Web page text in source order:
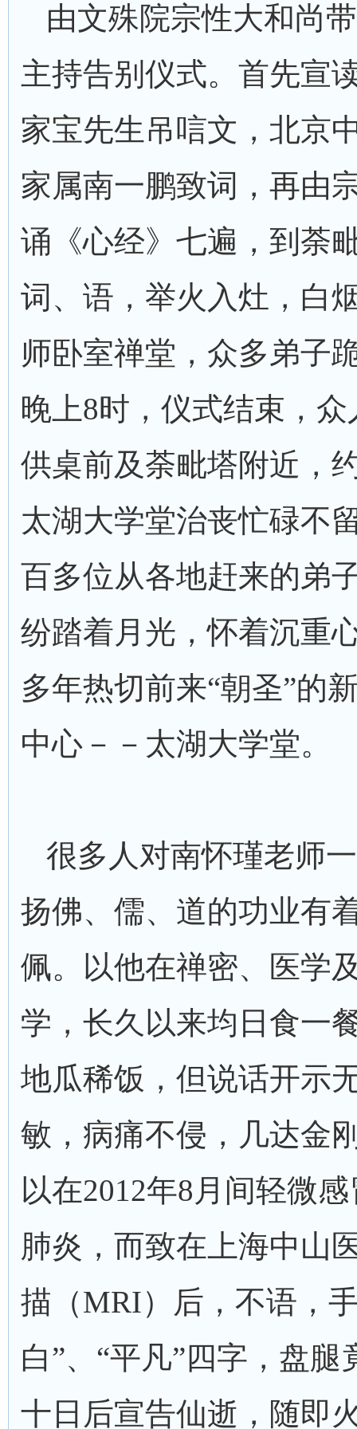
由文殊院宗性大和尚
主持告别仪式。首先宣
家宝先生吊唁文，北京
家属南一鹏致词，再由
诵《心经》七遍，到荼
词、语，举火入灶，白
师卧室禅堂，众多弟子
晚上8时，仪式结束，
供桌前及荼毗塔附近，
太湖大学堂治丧忙碌不
百多位从各地赶来的弟
纷踏着月光，怀着沉重
多年热切前来“朝圣”的
中心－－太湖大学堂。
很多人对南怀瑾老师
扬佛、儒、道的功业有
佩。以他在禅密、医学
学，长久以来均日食一
地瓜稀饭，但说话开示
敏，病痛不侵，几达金
以在2012年8月间轻微
肺炎，而致在上海中山
描（MRI）后，不语，
白”、“平凡”四字，盘腿
十日后宣告仙逝，随即